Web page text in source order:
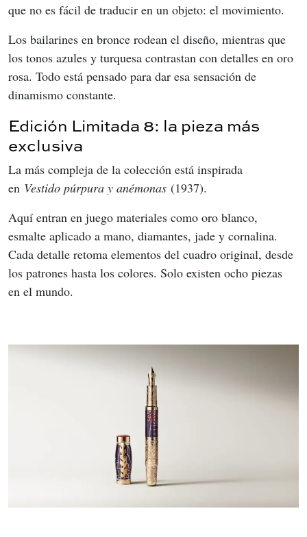
que no es fácil de traducir en un objeto: el movimiento.
Los bailarines en bronce rodean el diseño, mientras que
los tonos azules y turquesa contrastan con detalles en oro
rosa. Todo está pensado para dar esa sensación de
dinamismo constante.
Edición Limitada 8: la pieza más
exclusiva
La más compleja de la colección está inspirada
en Vestido púrpura y anémonas (1937).
Aquí entran en juego materiales como oro blanco,
esmalte aplicado a mano, diamantes, jade y cornalina.
Cada detalle retoma elementos del cuadro original, desde
los patrones hasta los colores. Solo existen ocho piezas
en el mundo.